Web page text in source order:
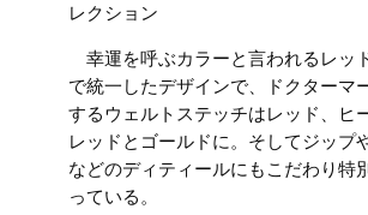
幸運を呼ぶカラーと言われるレッ
で統一したデザインで、ドクターマ
するウェルトステッチはレッド、ヒ
レッドとゴールドに。そしてジップ
などのディティールにもこだわり特
っている。